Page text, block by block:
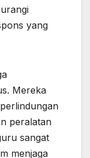
yang
Mereka
peralatan
sangat
menjaga